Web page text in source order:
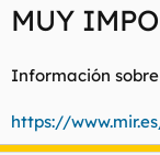
MUY
Información
https://